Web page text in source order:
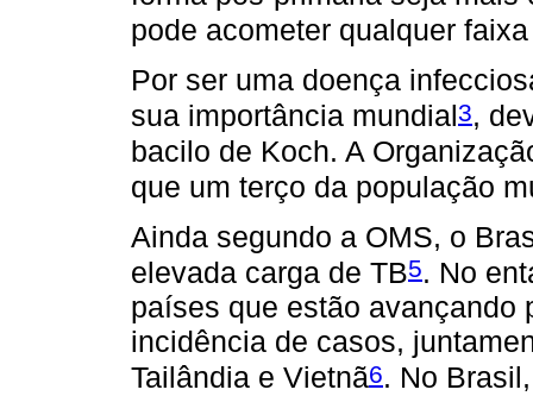
pode acometer qualquer
Por ser uma doença
sua importância mundial3,
bacilo de Koch. A
que um terço da população
Ainda segundo a OMS, o
elevada carga de TB5. No
países que estão avançando
incidência de casos,
Tailândia e Vietnã6. No